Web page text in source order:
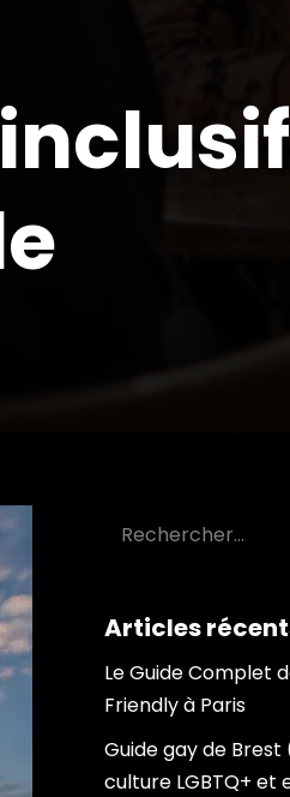
Articles
Le Guide Complet
Friendly à Paris
Guide gay de
culture LGBTQ+